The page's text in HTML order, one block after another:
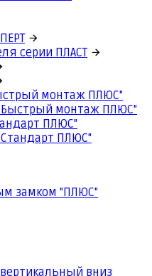
серии ПЛАСТ
монтаж ПЛЮС"
монтаж ПЛЮС"
ПЛЮС"
ПЛЮС"
замком "ПЛЮС"
вниз